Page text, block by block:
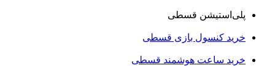
پلی‌استیشن قسطی
خرید کنسول بازی قسطی
خرید ساعت هوشمند قسطی